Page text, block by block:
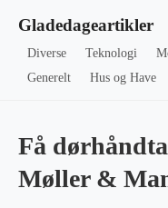
Gladedageartikler
Diverse Teknologi
Generelt
Hus og Have
Få
Møller &